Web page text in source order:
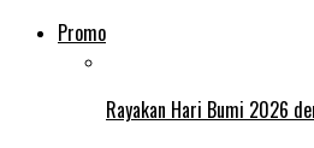
Promo
Rayakan Hari Bumi 2026